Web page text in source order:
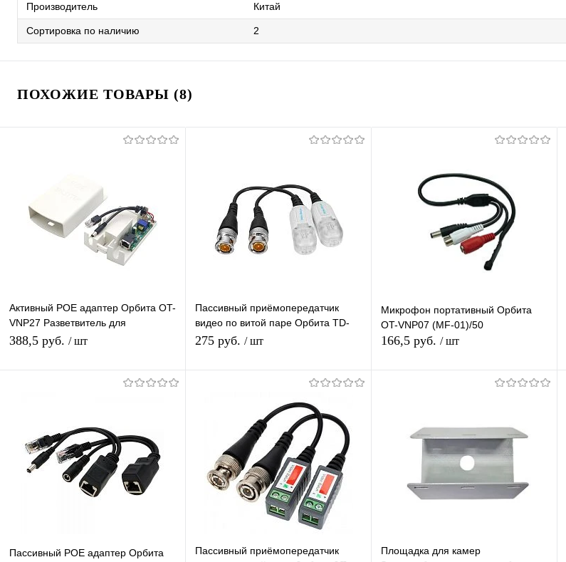
Производитель Китай
Сортировка по наличию 2
ПОХОЖИЕ ТОВАРЫ (8)
Активный POE адаптер Орбита OT-
VNP27 Разветвитель для
подключения IP-камер без POE вх
388,5 руб. / шт
Купить в 1 клик
В избранное В наличии
Пассивный приёмопередатчик
видео по витой паре Орбита TD-
205 штекер BNC - под push зажим
275 руб. / шт
Купить в 1 клик К сравнению
В избранное Под заказ
Микрофон портативный Орбита
OT-VNP07 (MF-01)/50
166,5 руб. / шт
Купить в 1 клик К сравнению
В избранное В наличии
Пассивный POE адаптер Орбита
Пассивный приёмопередатчик
Площадка для камер